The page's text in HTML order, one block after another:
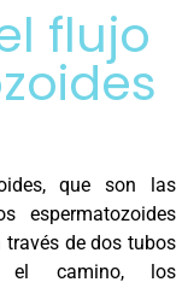
flujo
que son las
espermatozoides
de dos tubos
el camino, los